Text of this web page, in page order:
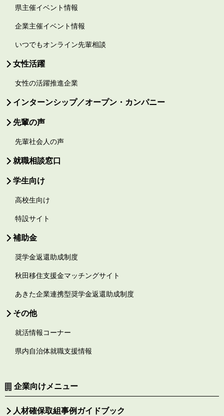
県主催イベント情報
企業主催イベント情報
いつでもオンライン先輩相談
女性活躍
女性の活躍推進企業
インターンシップ／オープン・カンパニー
先輩の声
先輩社会人の声
就職相談窓口
学生向け
高校生向け
特設サイト
補助金
奨学金返還助成制度
秋田移住支援金マッチングサイト
あきた企業連携型奨学金返還助成制度
その他
就活情報コーナー
県内自治体就職支援情報
企業向けメニュー
人材確保取組事例ガイドブック